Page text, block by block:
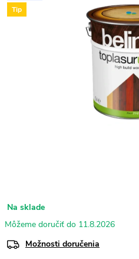
Tip
Na sklade
11.8.2026
Možnosti doručenia